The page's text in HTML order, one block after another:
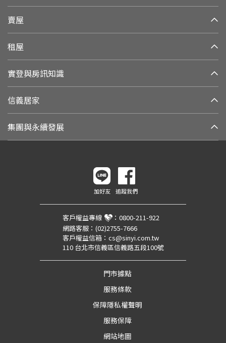
賣屋
租屋
實登與房訊知識
信義居家
集團與永續發展
加好友 追蹤我們
客戶權益專線 ： 0800-211-922
網路客服： (02)2755-7666
客戶權益信箱： cs@sinyi.com.tw
110 台北市信義區信義路五段100號
門市據點
服務條款
保障隱私權聲明
服務保障
網站地圖